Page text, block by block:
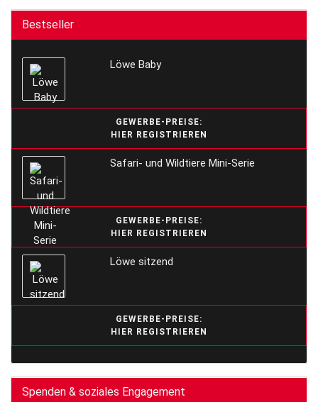
Bestseller
Löwe Baby
GEWERBE-PREISE:
HIER REGISTRIEREN
Safari- und Wildtiere Mini-Serie
GEWERBE-PREISE:
HIER REGISTRIEREN
Löwe sitzend
GEWERBE-PREISE:
HIER REGISTRIEREN
Spenden & soziales Engagement